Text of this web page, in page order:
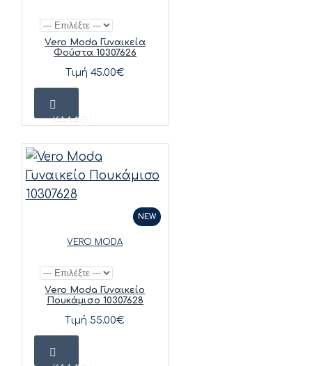
Vero Moda Γυναικεία
Φούστα 10307626
Τιμή 45.00€
ΚΑΛΆΘΙ
NEW
VERO MODA
Vero Moda Γυναικείο
Πουκάμισο 10307628
Τιμή 55.00€